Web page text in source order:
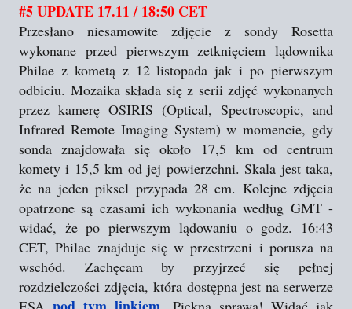
#5 UPDATE 17.11 / 18:50 CET
Przesłano niesamowite zdjęcie z sondy Rosetta
wykonane przed pierwszym zetknięciem lądownika
Philae z kometą z 12 listopada jak i po pierwszym
odbiciu. Mozaika składa się z serii zdjęć wykonanych
przez kamerę OSIRIS (Optical, Spectroscopic, and
Infrared Remote Imaging System) w momencie, gdy
sonda znajdowała się około 17,5 km od centrum
komety i 15,5 km od jej powierzchni. Skala jest taka,
że na jeden piksel przypada 28 cm. Kolejne zdjęcia
opatrzone są czasami ich wykonania według GMT -
widać, że po pierwszym lądowaniu o godz. 16:43
CET, Philae znajduje się w przestrzeni i porusza na
wschód. Zachęcam by przyjrzeć się pełnej
rozdzielczości zdjęcia, która dostępna jest na serwerze